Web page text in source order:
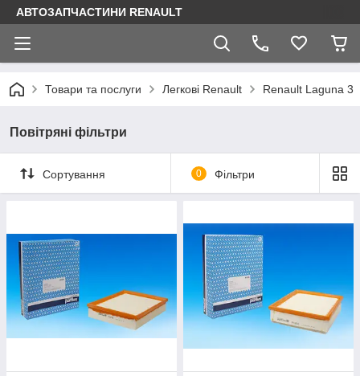
АВТОЗАПЧАСТИНИ RENAULT
Товари та послуги Легкові Renault Renault Laguna 3
Повітряні фільтри
Сортування 0 Фільтри